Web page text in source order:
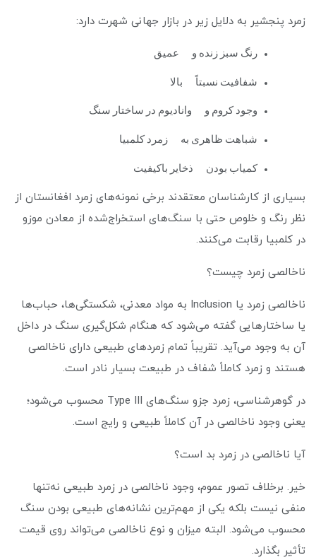
زمرد پنجشیر به دلایل زیر در بازار جهانی شهرت دارد:
رنگ سبز زنده و عمیق
شفافیت نسبتاً بالا
وجود کروم و وانادیوم در ساختار سنگ
شباهت ظاهری به زمرد کلمبیا
کمیاب بودن ذخایر باکیفیت
بسیاری از کارشناسان معتقدند برخی نمونه‌های زمرد افغانستان از
نظر رنگ و خلوص حتی با سنگ‌های استخراج‌شده از معادن موزو
در کلمبیا رقابت می‌کنند.
ناخالصی زمرد چیست؟
ناخالصی زمرد یا Inclusion به مواد معدنی، شکستگی‌ها، حباب‌ها
یا ساختارهایی گفته می‌شود که هنگام شکل‌گیری سنگ در داخل
آن به وجود می‌آید. تقریباً تمام زمردهای طبیعی دارای ناخالصی
هستند و زمرد کاملاً شفاف در طبیعت بسیار نادر است.
در گوهرشناسی، زمرد جزو سنگ‌های Type III محسوب می‌شود؛
یعنی وجود ناخالصی در آن کاملاً طبیعی و رایج است.
آیا ناخالصی در زمرد بد است؟
خیر. برخلاف تصور عموم، وجود ناخالصی در زمرد طبیعی نه‌تنها
منفی نیست بلکه یکی از مهم‌ترین نشانه‌های طبیعی بودن سنگ
محسوب می‌شود. البته میزان و نوع ناخالصی می‌تواند روی قیمت
تأثیر بگذارد.